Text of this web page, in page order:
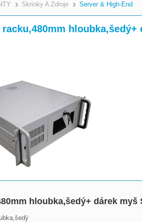
>
Skrinky A Zdroje >
Server & High-End
racku,480mm hloubka,šedý+
hloubka,šedý+ dárek myš